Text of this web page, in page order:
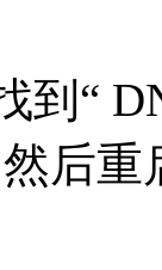
到“
后